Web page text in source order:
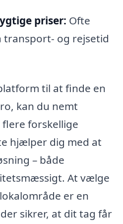
priser: Ofte
transport- og rejsetid
til at finde en
kan du nemt
forskellige
hjælper dig med at
– både
At vælge
er en
sikrer, at dit tag får